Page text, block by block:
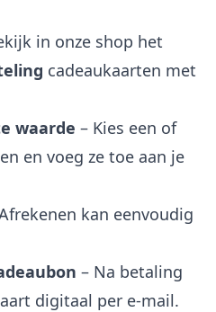
in onze shop het
cadeaukaarten met
waarde – Kies een of
en voeg ze toe aan je
kan eenvoudig
– Na betaling
digitaal per e-mail.